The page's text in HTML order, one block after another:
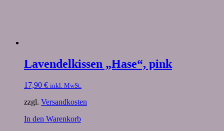
Lavendelkissen „Hase“, pink
17,90 € inkl. MwSt.
zzgl. Versandkosten
In den Warenkorb